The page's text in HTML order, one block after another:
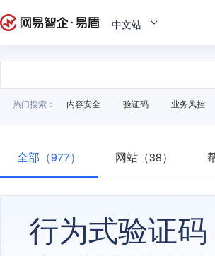
中文站
热门搜索： 内容安全 验证码 业务风控
全部（977） 网站（38）
行为式验证码